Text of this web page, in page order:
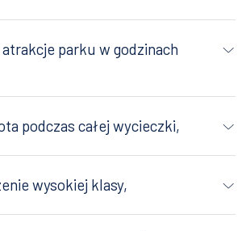
parku w godzinach
podczas całej wycieczki,
wysokiej klasy,